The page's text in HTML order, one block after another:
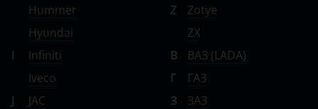
Hummer
Hyundai
I
Infiniti
Iveco
J
JAC
Z
Zotye
ZX
В
ВАЗ (LADA)
Г
ГАЗ
З
ЗАЗ